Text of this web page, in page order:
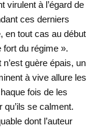
virulent à l’égard de
ces derniers
en tout cas au début
fort du régime ».
guère épais, un
à vive allure les
fois de les
se calment.
dont l’auteur